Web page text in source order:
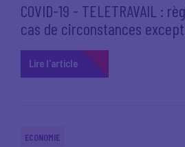
COVID-19 - TELETRAVAIL :
cas de circonstances
Lire l'article
ECONOMIE